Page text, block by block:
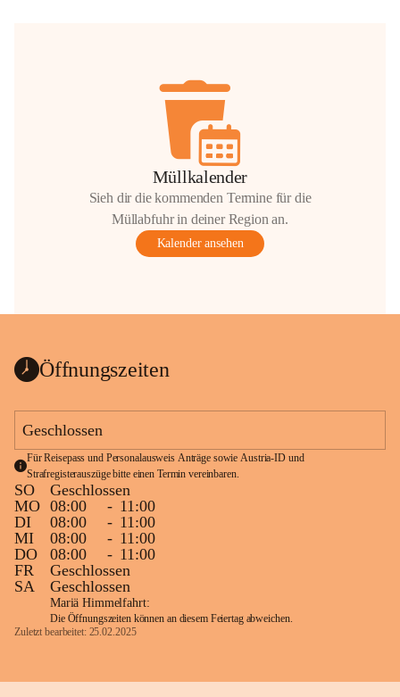
Müllkalender
Sieh dir die kommenden Termine für die
Müllabfuhr in deiner Region an.
Kalender ansehen
Öffnungszeiten
Geschlossen
Für Reisepass und Personalausweis Anträge sowie Austria-ID und
Strafregisterauszüge bitte einen Termin vereinbaren.
SO
Geschlossen
MO 08:00 - 11:00
DI
08:00 - 11:00
MI
08:00 - 11:00
DO
08:00 - 11:00
FR
Geschlossen
SA
Geschlossen
Mariä Himmelfahrt:
Die Öffnungszeiten können an diesem Feiertag abweichen.
Zuletzt bearbeitet: 25.02.2025